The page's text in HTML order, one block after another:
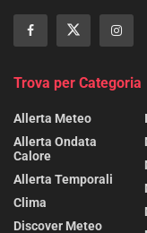
Trova per Categoria
Allerta Meteo
Allerta Ondata
Calore
Allerta Temporali
Clima
Discover Meteo